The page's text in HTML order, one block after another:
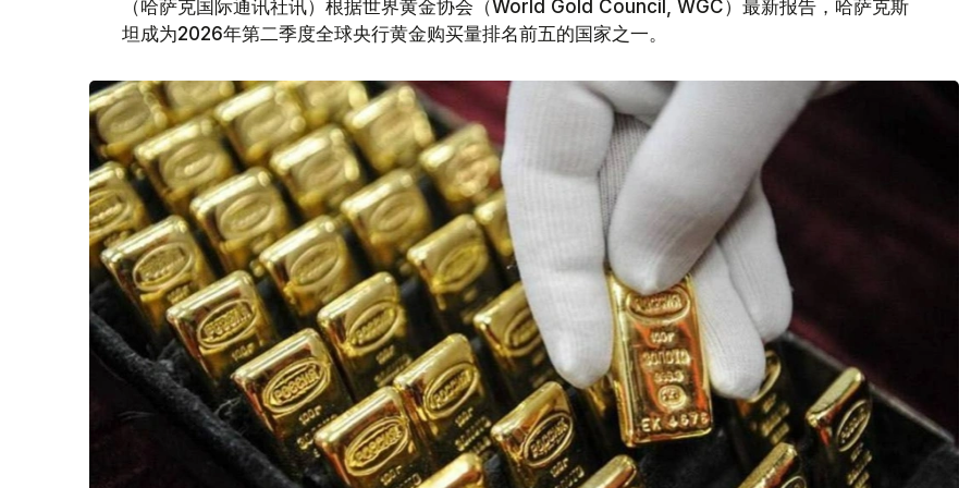
（哈萨克国际通讯社讯）根据世界黄金协会（World Gold Council, WGC）最新报告，哈萨克斯
坦成为2026年第二季度全球央行黄金购买量排名前五的国家之一。